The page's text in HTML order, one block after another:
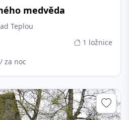
medvěda
Teplou
1 ložnice
za noc